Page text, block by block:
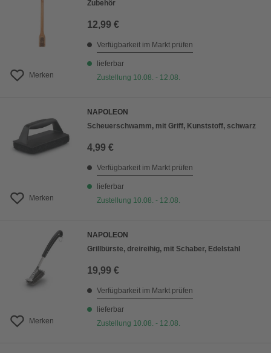
Merken
Zubehör
12,99 €
Verfügbarkeit im Markt prüfen
lieferbar
Zustellung 10.08. - 12.08.
Merken
NAPOLEON
Scheuerschwamm, mit Griff, Kunststoff, schwarz
4,99 €
Verfügbarkeit im Markt prüfen
lieferbar
Zustellung 10.08. - 12.08.
Merken
NAPOLEON
Grillbürste, dreireihig, mit Schaber, Edelstahl
19,99 €
Verfügbarkeit im Markt prüfen
lieferbar
Zustellung 10.08. - 12.08.